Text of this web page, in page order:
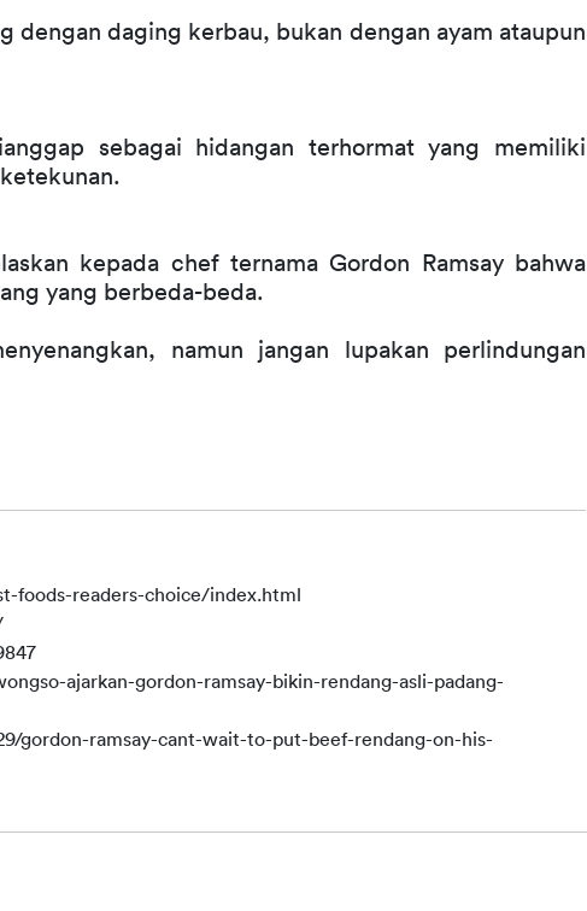
dengan daging kerbau, bukan dengan ayam ataupun
sebagai hidangan terhormat yang memiliki
kepada chef ternama Gordon Ramsay bahwa
yang berbeda-beda.
namun jangan lupakan perlindungan
foods-readers-choice/index.html
ajarkan-gordon-ramsay-bikin-rendang-asli-padang-
gordon-ramsay-cant-wait-to-put-beef-rendang-on-his-